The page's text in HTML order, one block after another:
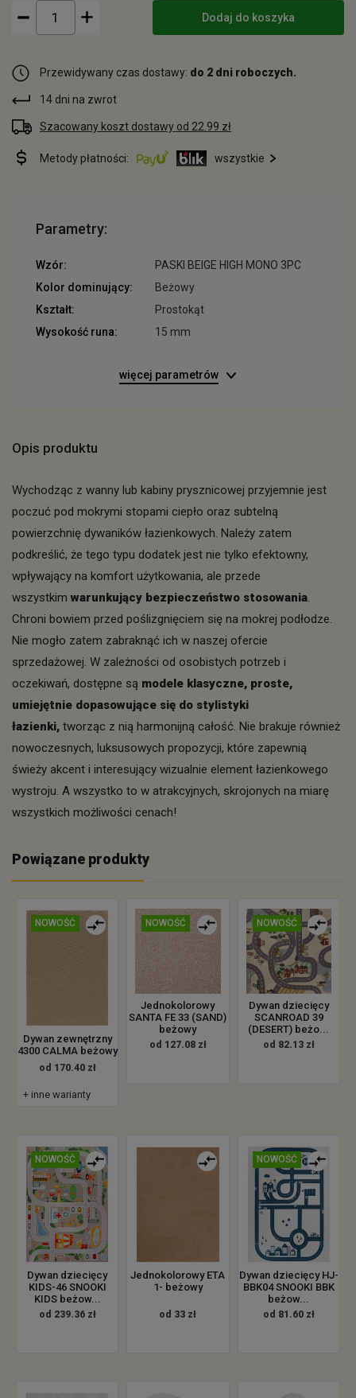
Dodaj do koszyka
Przewidywany czas dostawy: do 2 dni roboczych.
14 dni na zwrot
Szacowany koszt dostawy od 22.99 zł
Metody płatności: wszystkie
Parametry:
Wzór:
PASKI BEIGE HIGH MONO 3PC
Kolor dominujący:
Beżowy
Kształt:
Prostokąt
Wysokość runa:
15 mm
więcej parametrów
Opis produktu
Wychodząc z wanny lub kabiny prysznicowej przyjemnie jest
poczuć pod mokrymi stopami ciepło oraz subtelną
powierzchnię dywaników łazienkowych. Należy zatem
podkreślić, że tego typu dodatek jest nie tylko efektowny,
wpływający na komfort użytkowania, ale przede
wszystkim warunkujący bezpieczeństwo stosowania.
Chroni bowiem przed poślizgnięciem się na mokrej podłodze.
Nie mogło zatem zabraknąć ich w naszej ofercie
sprzedażowej. W zależności od osobistych potrzeb i
oczekiwań, dostępne są modele klasyczne, proste,
umiejętnie dopasowujące się do stylistyki
łazienki, tworząc z nią harmonijną całość. Nie brakuje również
nowoczesnych, luksusowych propozycji, które zapewnią
świeży akcent i interesujący wizualnie element łazienkowego
wystroju. A wszystko to w atrakcyjnych, skrojonych na miarę
wszystkich możliwości cenach!
Powiązane produkty
NOWOŚĆ
Dywan zewnętrzny
4300 CALMA beżowy
od 170.40 zł
+ inne warianty
NOWOŚĆ
Jednokolorowy
SANTA FE 33 (SAND)
beżowy
od 127.08 zł
NOWOŚĆ
Dywan dziecięcy
SCANROAD 39
(DESERT) beżo...
od 82.13 zł
NOWOŚĆ
Dywan dziecięcy
KIDS-46 SNOOKI
KIDS beżow...
od 239.36 zł
Jednokolorowy ETA
1- beżowy
od 33 zł
NOWOŚĆ
Dywan dziecięcy HJ-
BBK04 SNOOKI BBK
beżow...
od 81.60 zł